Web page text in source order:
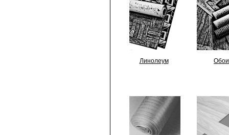
Линолеум Обои